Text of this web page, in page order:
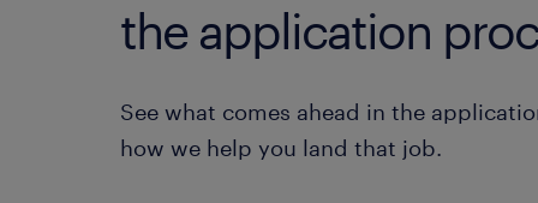
the application
See what comes ahead in the
how we help you land that job.